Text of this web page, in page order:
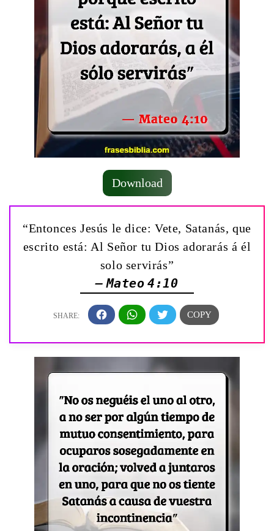
Download
“Entonces Jesús le dice: Vete, Satanás, que
escrito está: Al Señor tu Dios adorarás á él
solo servirás”
— Mateo 4:10